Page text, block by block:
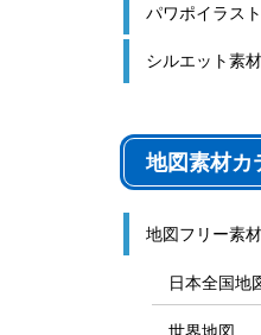
パワポイラス
シルエット素材
地図素材カ
地図フリー素材
日本全国地